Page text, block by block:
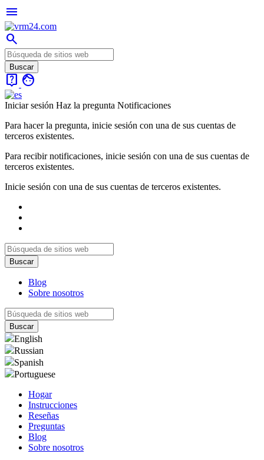
menu
search
live_help face
Iniciar sesión Haz la pregunta Notificaciones
Para hacer la pregunta, inicie sesión con una de sus cuentas de
terceros existentes.
Para recibir notificaciones, inicie sesión con una de sus cuentas de
terceros existentes.
Inicie sesión con una de sus cuentas de terceros existentes.
Blog
Sobre nosotros
English
Russian
Spanish
Portuguese
Hogar
Instrucciones
Reseñas
Preguntas
Blog
Sobre nosotros